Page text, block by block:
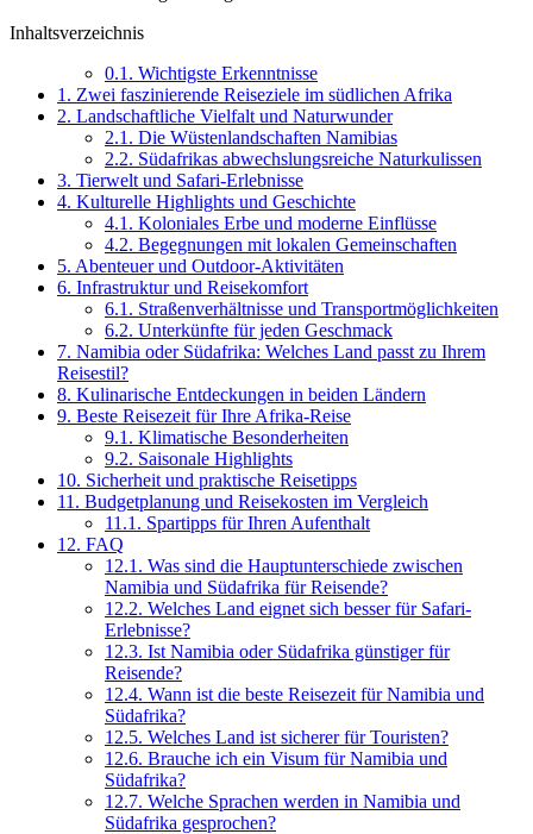
Inhaltsverzeichnis
0.1. Wichtigste Erkenntnisse
1. Zwei faszinierende Reiseziele im südlichen Afrika
2. Landschaftliche Vielfalt und Naturwunder
2.1. Die Wüstenlandschaften Namibias
2.2. Südafrikas abwechslungsreiche Naturkulissen
3. Tierwelt und Safari-Erlebnisse
4. Kulturelle Highlights und Geschichte
4.1. Koloniales Erbe und moderne Einflüsse
4.2. Begegnungen mit lokalen Gemeinschaften
5. Abenteuer und Outdoor-Aktivitäten
6. Infrastruktur und Reisekomfort
6.1. Straßenverhältnisse und Transportmöglichkeiten
6.2. Unterkünfte für jeden Geschmack
7. Namibia oder Südafrika: Welches Land passt zu Ihrem
Reisestil?
8. Kulinarische Entdeckungen in beiden Ländern
9. Beste Reisezeit für Ihre Afrika-Reise
9.1. Klimatische Besonderheiten
9.2. Saisonale Highlights
10. Sicherheit und praktische Reisetipps
11. Budgetplanung und Reisekosten im Vergleich
11.1. Spartipps für Ihren Aufenthalt
12. FAQ
12.1. Was sind die Hauptunterschiede zwischen
Namibia und Südafrika für Reisende?
12.2. Welches Land eignet sich besser für Safari-
Erlebnisse?
12.3. Ist Namibia oder Südafrika günstiger für
Reisende?
12.4. Wann ist die beste Reisezeit für Namibia und
Südafrika?
12.5. Welches Land ist sicherer für Touristen?
12.6. Brauche ich ein Visum für Namibia und
Südafrika?
12.7. Welche Sprachen werden in Namibia und
Südafrika gesprochen?